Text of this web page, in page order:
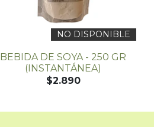
NO DISPONIBLE
BEBIDA DE SOYA - 250 GR
(INSTANTÁNEA)
$2.890